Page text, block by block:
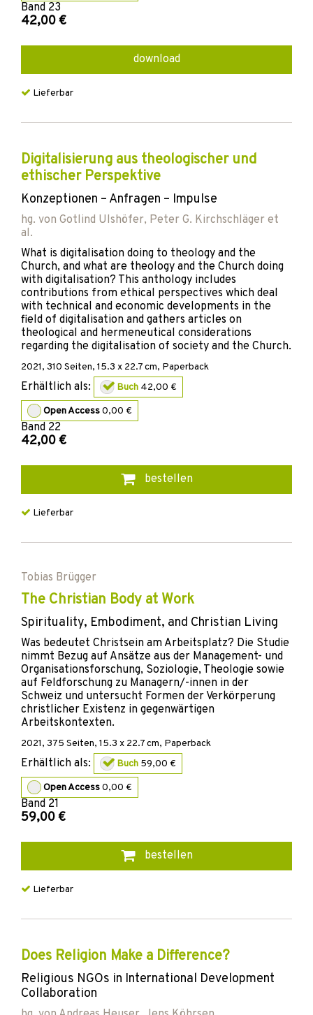
Band 23
42,00 €
download
Lieferbar
Digitalisierung aus theologischer und
ethischer Perspektive
Konzeptionen – Anfragen – Impulse
hg. von Gotlind Ulshöfer, Peter G. Kirchschläger et
al.
What is digitalisation doing to theology and the
Church, and what are theology and the Church doing
with digitalisation? This anthology includes
contributions from ethical perspectives which deal
with technical and economic developments in the
field of digitalisation and gathers articles on
theological and hermeneutical considerations
regarding the digitalisation of society and the Church.
2021, 310 Seiten, 15.3 x 22.7 cm, Paperback
Erhältlich als: Buch 42,00 €
Open Access0,00 €
Band 22
42,00 €
bestellen
Lieferbar
Tobias Brügger
The Christian Body at Work
Spirituality, Embodiment, and Christian Living
Was bedeutet Christsein am Arbeitsplatz? Die Studie
nimmt Bezug auf Ansätze aus der Management- und
Organisationsforschung, Soziologie, Theologie sowie
auf Feldforschung zu Managern/-innen in der
Schweiz und untersucht Formen der Verkörperung
christlicher Existenz in gegenwärtigen
Arbeitskontexten.
2021, 375 Seiten, 15.3 x 22.7 cm, Paperback
Erhältlich als: Buch 59,00 €
Open Access0,00 €
Band 21
59,00 €
bestellen
Lieferbar
Does Religion Make a Difference?
Religious NGOs in International Development
Collaboration